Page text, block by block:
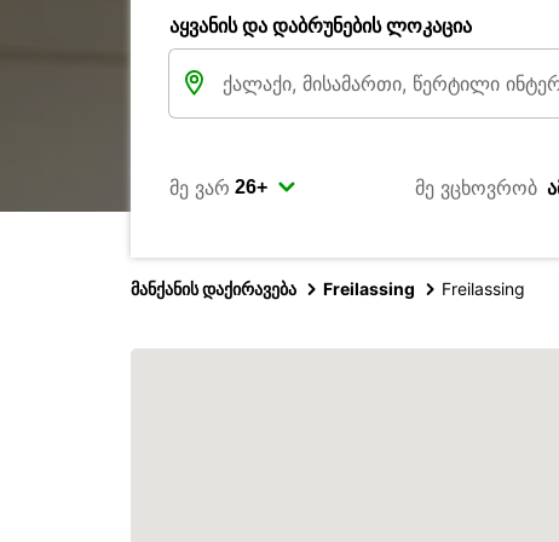
აყვანის და დაბრუნების ლოკაცია
მე ვარ მე ვცხოვრობ
მანქანის დაქირავება Freilassing Freilassing